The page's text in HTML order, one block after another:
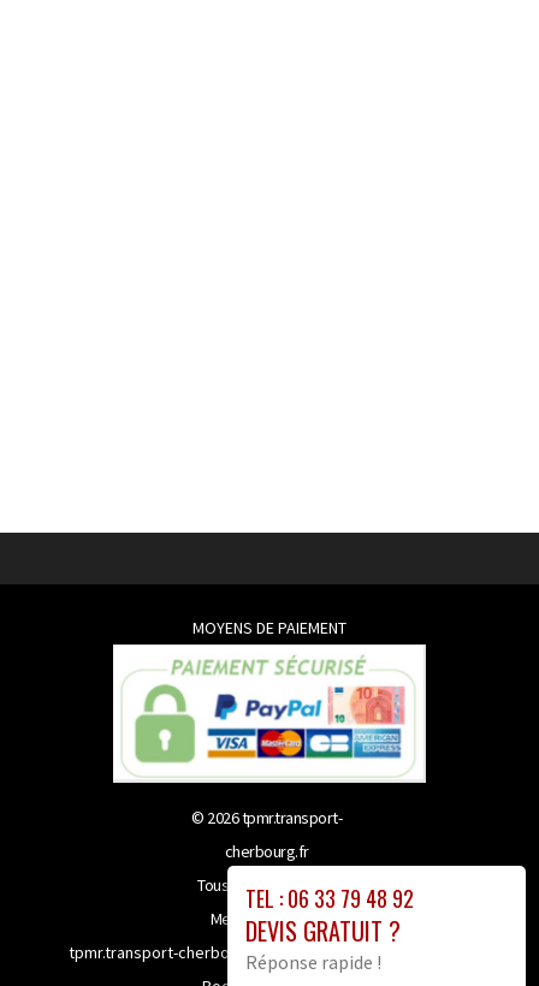
TEL : 06 33 79 48 92
DEVIS GRATUIT ?
Réponse rapide !
MOYENS DE PAIEMENT
© 2026tpmr.transport-
cherbourg.fr
Tous droits réservés
Mentions légales
tpmr.transport-cherbourg.fr bénéficie de la technologie